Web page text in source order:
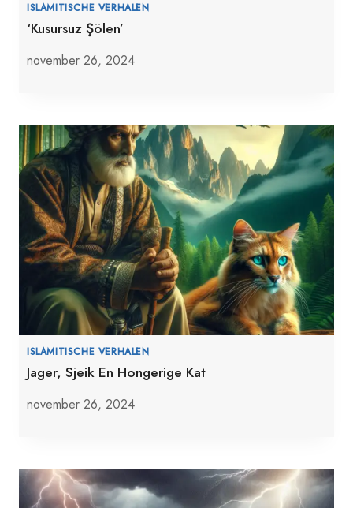
ISLAMITISCHE VERHALEN
‘Kusursuz Şölen’
november 26, 2024
ISLAMITISCHE VERHALEN
Jager, Sjeik En Hongerige Kat
november 26, 2024